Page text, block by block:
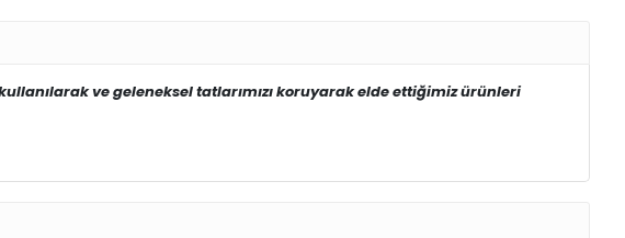
ve geleneksel tatlarımızı koruyarak elde ettiğimiz ürünleri